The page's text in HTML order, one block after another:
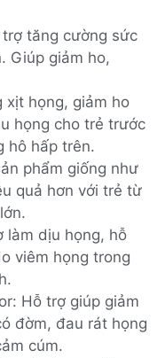
tăng cường sức
Giúp giảm ho,
xịt họng, giảm ho
họng cho trẻ trước
hô hấp trên.
phẩm giống như
quả hơn với trẻ từ
làm dịu họng, hỗ
viêm họng trong
Hỗ trợ giúp giảm
đờm, đau rát họng
cúm.